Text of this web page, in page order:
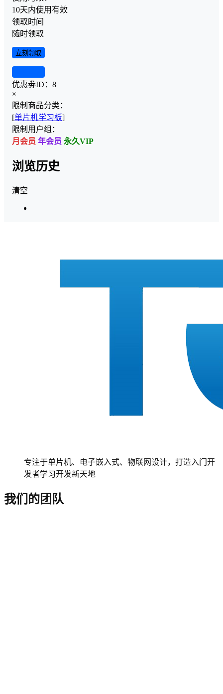
10天内使用有效
领取时间
随时领取
立刻领取
优惠劵ID： 8
×
限制商品分类：
[单片机学习板]
限制用户组：
月会员 年会员 永久VIP
浏览历史
清空
专注于单片机、电子嵌入式、物联网设计，打造入门开
发者学习开发新天地
我们的团队